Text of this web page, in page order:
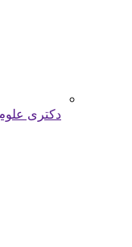
دکتری